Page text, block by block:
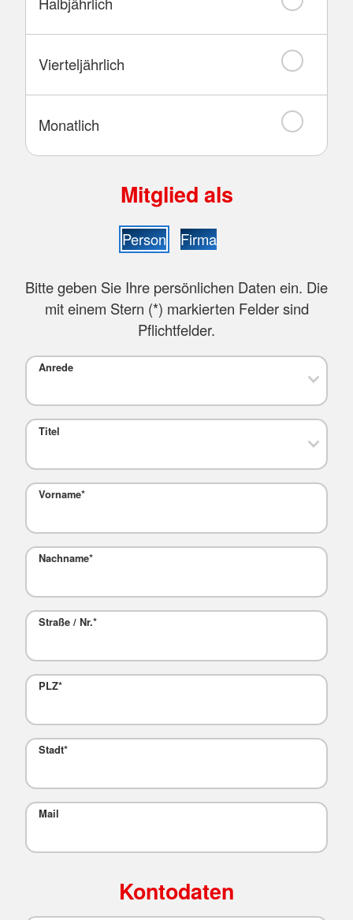
Vierteljährlich
Monatlich
Mitglied als
Person Firma
Bitte geben Sie Ihre persönlichen Daten ein. Die
mit einem Stern (*) markierten Felder sind
Pflichtfelder.
Anrede
Titel
Vorname*
Nachname*
Straße / Nr.*
PLZ*
Stadt*
Mail
Kontodaten